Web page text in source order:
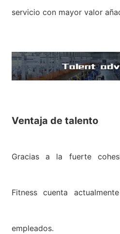
servicio con mayor valor
Ventaja de talento
Gracias a la fuerte
Fitness cuenta
empleados.